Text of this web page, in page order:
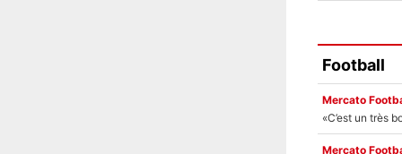
Football
Mercato
Mercato